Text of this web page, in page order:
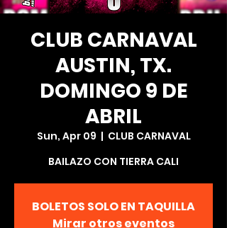
CLUB CARNAVAL
AUSTIN, TX.
DOMINGO 9 DE
ABRIL
Sun, Apr 09
  |
CLUB CARNAVAL
BAILAZO CON TIERRA CALI
BOLETOS SOLO EN TAQUILLA
Mirar otros eventos